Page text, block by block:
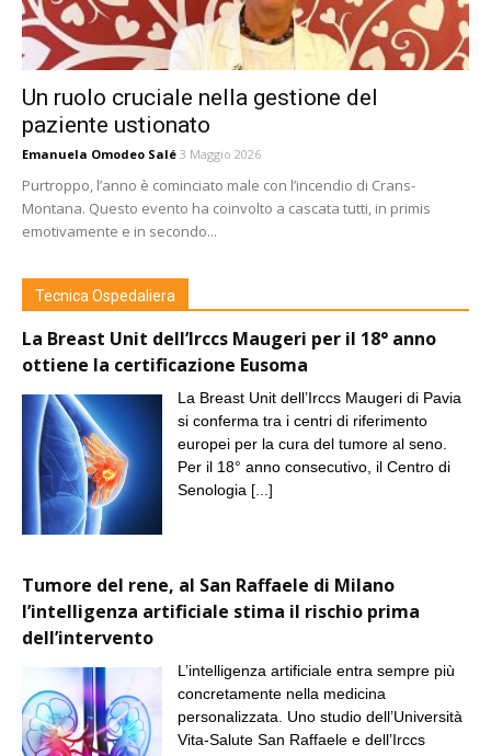
Un ruolo cruciale nella gestione del
paziente ustionato
Emanuela Omodeo Salé 3 Maggio 2026
Purtroppo, l’anno è cominciato male con l’incendio di Crans-
Montana. Questo evento ha coinvolto a cascata tutti, in primis
emotivamente e in secondo...
Tecnica Ospedaliera
La Breast Unit dell’Irccs Maugeri per il 18° anno
ottiene la certificazione Eusoma
La Breast Unit dell’Irccs Maugeri di Pavia
si conferma tra i centri di riferimento
europei per la cura del tumore al seno.
Per il 18° anno consecutivo, il Centro di
Senologia [...]
Tumore del rene, al San Raffaele di Milano
l’intelligenza artificiale stima il rischio prima
dell’intervento
L’intelligenza artificiale entra sempre più
concretamente nella medicina
personalizzata. Uno studio dell’Università
Vita-Salute San Raffaele e dell’Irccs